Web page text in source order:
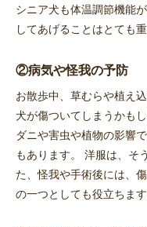
シニア犬も体温調節機能
してあげることはとても重
②病気や怪我の予防
お散歩中、草むらや植え
犬が傷ついてしまうかも
ダニや害虫や植物の影響
もあります。 洋服は、そ
た、怪我や手術後には、
の一つとしても役立ちます